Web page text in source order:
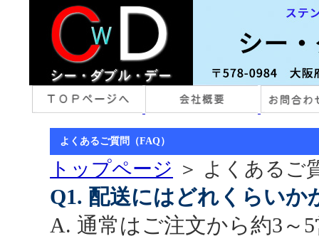
よくあるご質問（FAQ）
トップページ ＞ よくあるご
Q1. 配送にはどれくらいか
A. 通常はご注文から約3～